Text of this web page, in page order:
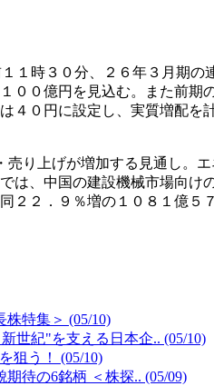
１時３０分、２６年３月期
００億円を見込む。また前
４０円に設定し、実質増配
売り上げが増加する見通し。
は、中国の建設機械市場向
２．９％増の１０８１億５
特集＞ (05/10)
世紀"を支える日本企.. (05/10)
狙う！ (05/10)
待の6銘柄 ＜株探.. (05/09)